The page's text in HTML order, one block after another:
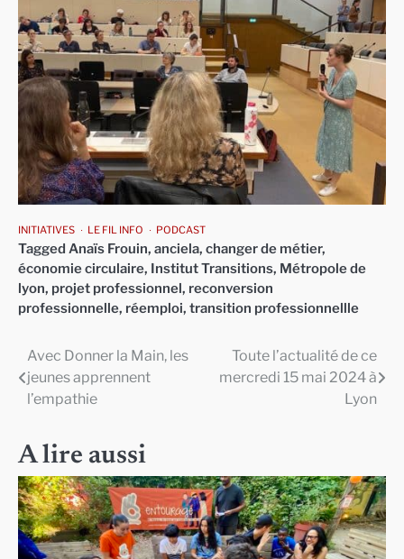
INITIATIVES LE FIL INFO PODCAST
Tagged Anaïs Frouin, anciela, changer de métier,
économie circulaire, Institut Transitions, Métropole de
lyon, projet professionnel, reconversion
professionnelle, réemploi, transition professionnellle
Navigation
de
Avec Donner la Main, les
jeunes apprennent
l’empathie
Toute l’actualité de ce
mercredi 15 mai 2024 à
Lyon
A lire aussi